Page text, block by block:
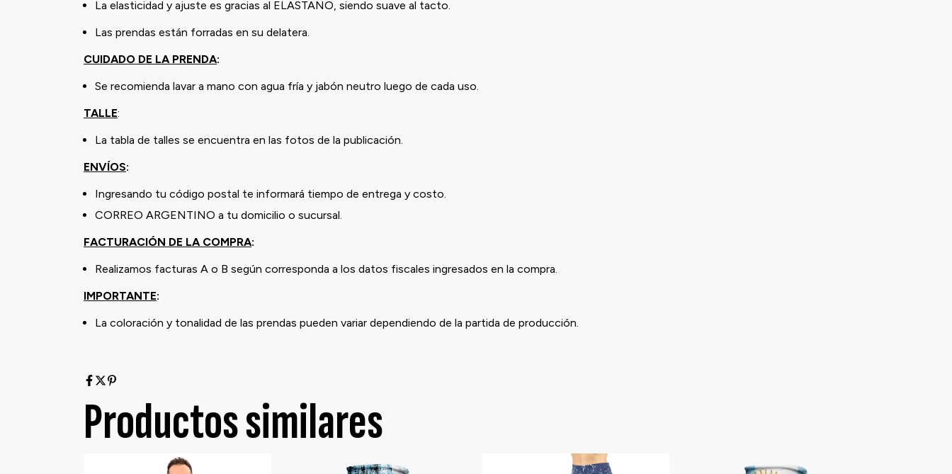
La elasticidad y ajuste es gracias al ELASTANO, siendo suave al tacto.
Las prendas están forradas en su delatera.
CUIDADO DE LA PRENDA:
Se recomienda lavar a mano con agua fría y jabón neutro luego de cada uso.
TALLE:
La tabla de talles se encuentra en las fotos de la publicación.
ENVÍOS:
Ingresando tu código postal te informará tiempo de entrega y costo.
CORREO ARGENTINO a tu domicilio o sucursal.
FACTURACIÓN DE LA COMPRA:
Realizamos facturas A o B según corresponda a los datos fiscales ingresados en la compra.
IMPORTANTE:
La coloración y tonalidad de las prendas pueden variar dependiendo de la partida de producción.
Productos similares